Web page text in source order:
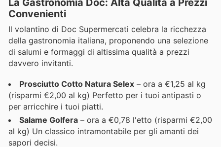
Convenienti
Il volantino di Doc Supermercati celebra la ricchezza
della gastronomia italiana, proponendo una selezione
di salumi e formaggi di altissima qualità a prezzi
davvero invitanti.
Prosciutto Cotto Natura Selex – ora a €1,25 al kg
(risparmi €2,00 al kg) Perfetto per i tuoi antipasti o
per arricchire i tuoi piatti.
Salame Golfera – ora a €0,78 l'etto (risparmi €2,00
al kg) Un classico intramontabile per gli amanti dei
sapori decisi.